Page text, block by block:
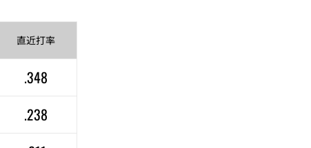
直近打率
.348
.238